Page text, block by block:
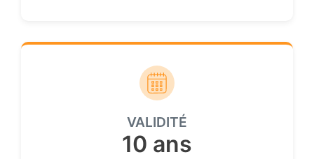
VALIDITÉ
10 ans